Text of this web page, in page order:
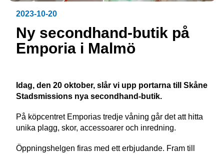
2023-10-20
Ny secondhand-butik på
Emporia i Malmö
Idag, den 20 oktober, slår vi upp portarna till Skåne
Stadsmissions nya secondhand-butik.
På köpcentret Emporias tredje våning går det att hitta
unika plagg, skor, accessoarer och inredning.
Öppningshelgen firas med ett erbjudande. Fram till